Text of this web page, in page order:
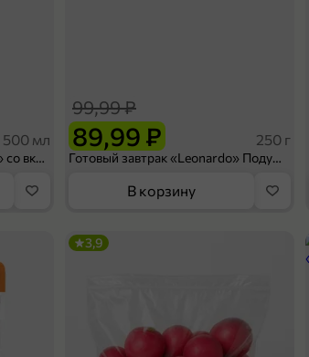
500 мл
Холодный чай белый «J`DAI» со вкусом белого персика, 500 мл
89,99 ₽
99,99 ₽
250 г
Готовый завтрак «Leonardo» Подушечки с шоколадно-ореховой начинкой, 250 г
В корзину
3,9